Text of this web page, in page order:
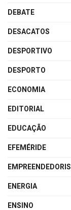
DEBATE
DESACATOS
DESPORTIVO
DESPORTO
ECONOMIA
EDITORIAL
EDUCAÇÃO
EFEMÉRIDE
ENERGIA
ENSINO